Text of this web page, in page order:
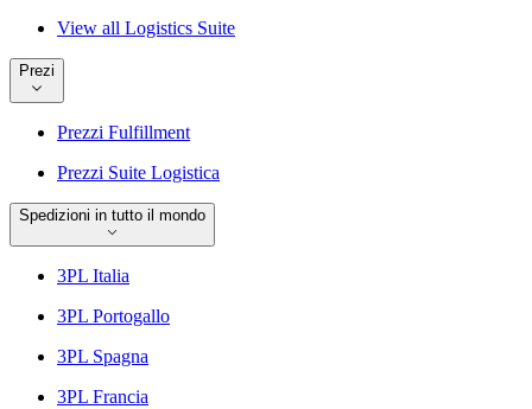
View all Logistics Suite
Prezi
Prezzi Fulfillment
Prezzi Suite Logistica
Spedizioni in tutto il mondo
3PL Italia
3PL Portogallo
3PL Spagna
3PL Francia